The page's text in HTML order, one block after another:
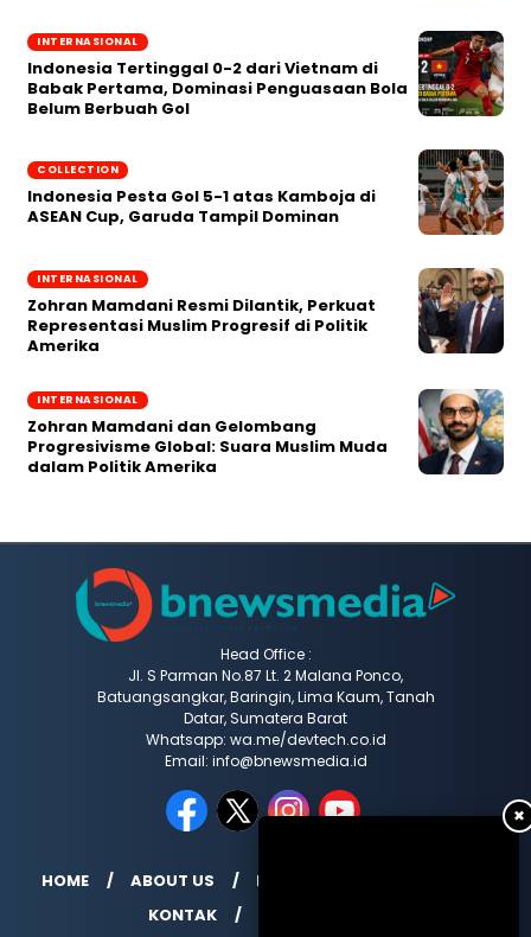
INTERNASIONAL
Indonesia Tertinggal 0-2 dari Vietnam di
Babak Pertama, Dominasi Penguasaan Bola
Belum Berbuah Gol
COLLECTION
Indonesia Pesta Gol 5-1 atas Kamboja di
ASEAN Cup, Garuda Tampil Dominan
INTERNASIONAL
Zohran Mamdani Resmi Dilantik, Perkuat
Representasi Muslim Progresif di Politik
Amerika
INTERNASIONAL
Zohran Mamdani dan Gelombang
Progresivisme Global: Suara Muslim Muda
dalam Politik Amerika
✖
Head Office :
Jl. S Parman No.87 Lt. 2 Malana Ponco,
Batuangsangkar, Baringin, Lima Kaum, Tanah
Datar, Sumatera Barat
Whatsapp: wa.me/devtech.co.id
Email: info@bnewsmedia.id
HOME ABOUT US REDAKSI
KONTAK